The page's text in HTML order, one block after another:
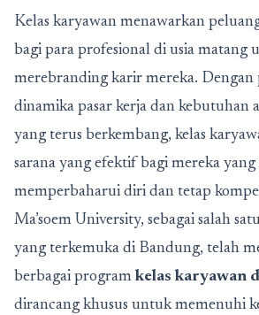
Kelas karyawan menawarkan
bagi para profesional di usia matang
merebranding karir mereka. Dengan
dinamika pasar kerja dan kebutuhan
yang terus berkembang, kelas
sarana yang efektif bagi mereka
memperbaharui diri dan tetap
Ma’soem University, sebagai salah
yang terkemuka di Bandung, telah
berbagai program kelas karyawan
dirancang khusus untuk memenuhi